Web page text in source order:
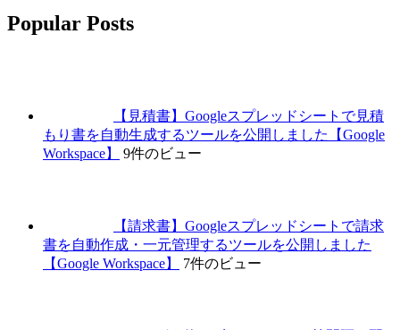
Popular Posts
【見積書】Googleスプレッドシートで見積
もり書を自動生成するツールを公開しました【Google
Workspace】
9件のビュー
【請求書】Googleスプレッドシートで請求
書を自動作成・一元管理するツールを公開しました
【Google Workspace】
7件のビュー